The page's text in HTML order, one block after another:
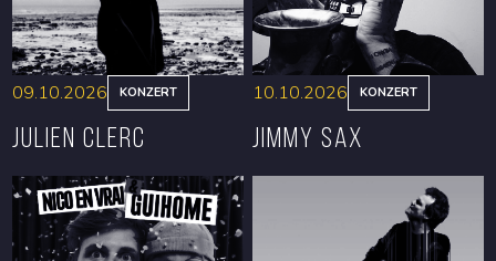
RESERVIEREN
09.10.2026 KONZERT
Julien Clerc
RESERVIEREN
10.10.2026 KONZERT
Jimmy Sax